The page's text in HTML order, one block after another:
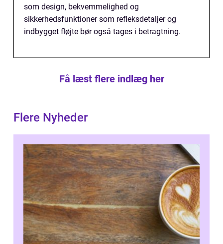
som design, bekvemmelighed og
sikkerhedsfunktioner som refleksdetaljer og
indbygget fløjte bør også tages i betragtning.
Få læst flere indlæg her
Flere Nyheder